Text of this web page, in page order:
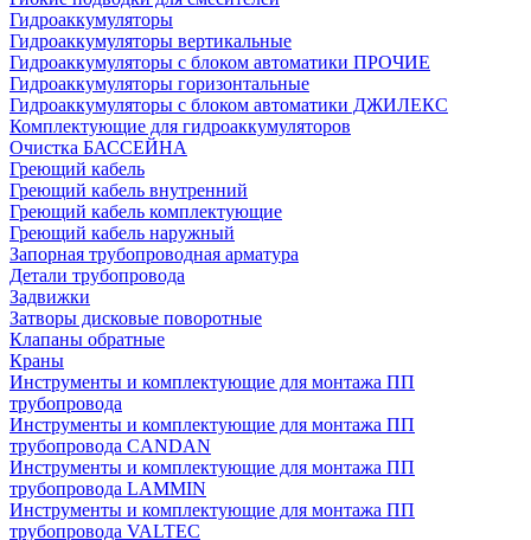
Гидроаккумуляторы
Гидроаккумуляторы вертикальные
Гидроаккумуляторы с блоком автоматики ПРОЧИЕ
Гидроаккумуляторы горизонтальные
Гидроаккумуляторы с блоком автоматики ДЖИЛЕКС
Комплектующие для гидроаккумуляторов
Очистка БАССЕЙНА
Греющий кабель
Греющий кабель внутренний
Греющий кабель комплектующие
Греющий кабель наружный
Запорная трубопроводная арматура
Детали трубопровода
Задвижки
Затворы дисковые поворотные
Клапаны обратные
Краны
Инструменты и комплектующие для монтажа ПП
трубопровода
Инструменты и комплектующие для монтажа ПП
трубопровода CANDAN
Инструменты и комплектующие для монтажа ПП
трубопровода LAMMIN
Инструменты и комплектующие для монтажа ПП
трубопровода VALTEC